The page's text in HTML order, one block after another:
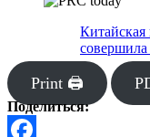
Print 🖨
Поделиться: